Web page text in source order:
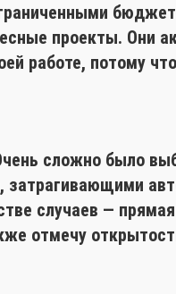
проекты. Они
работе, потому
сложно было
случаев —
отмечу